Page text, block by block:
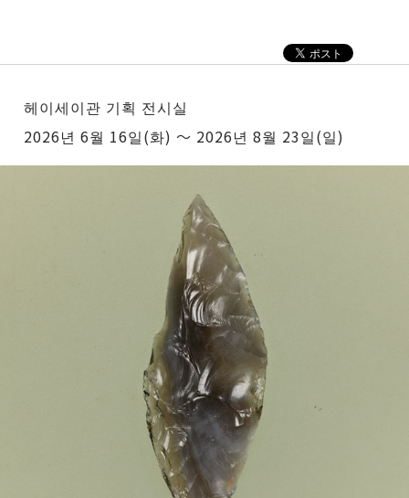
헤이세이관 기획 전시실
2026년 6월 16일(화) ～ 2026년 8월 23일(일)